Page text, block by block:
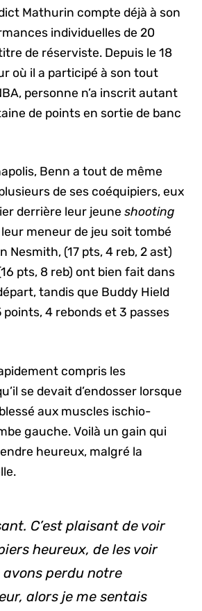
Mathurin compte déjà à son
individuelles de 20
de réserviste. Depuis le 18
où il a participé à son tout
personne n’a inscrit autant
de points en sortie de banc
Benn a tout de même
de ses coéquipiers, eux
derrière leur jeuneshooting
meneur de jeu soit tombé
Nesmith, (17 pts, 4 reb, 2 ast)
pts, 8 reb) ont bien fait dans
tandis que Buddy Hield
4 rebonds et 3 passes
compris les
se devait d’endosser lorsque
aux muscles ischio-
gauche. Voilà un gain qui
heureux, malgré la
C’est plaisant de voir
heureux, de les voir
avons perdu notre
alors je me sentais